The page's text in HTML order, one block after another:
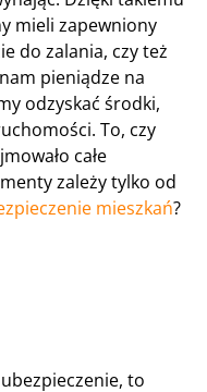
mieli zapewniony
do zalania, czy też
pieniądze na
odzyskać środki,
To, czy
całe
zależy tylko od
mieszkań?
to